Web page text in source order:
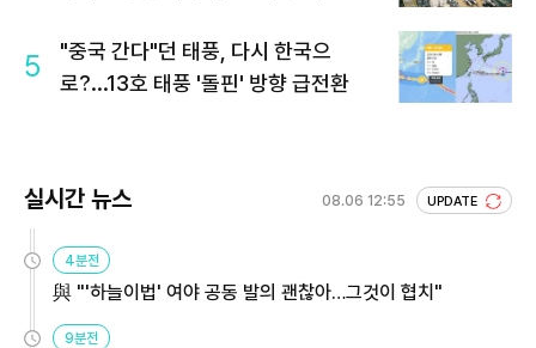
5
"중국 간다"던 태풍, 다시 한국으
로?...13호 태풍 '돌핀' 방향 급전환
실시간 뉴스 08.06 12:55 UPDATE
4분전
與 "'하늘이법' 여야 공동 발의 괜찮아…그것이 협치"
9분전